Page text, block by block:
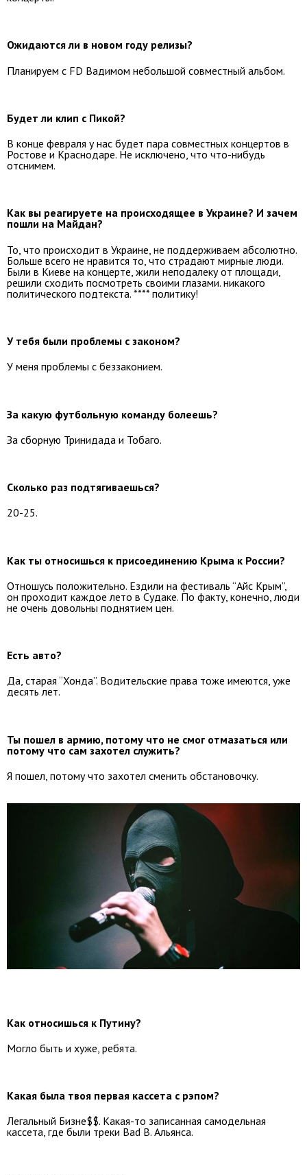
Ожидаются ли в новом году релизы?
Планируем с FD Вадимом небольшой совместный альбом.
Будет ли клип с Пикой?
В конце февраля у нас будет пара совместных концертов в
Ростове и Краснодаре. Не исключено, что что-нибудь
отснимем.
Как вы реагируете на происходящее в Украине? И зачем
пошли на Майдан?
То, что происходит в Украине, не поддерживаем абсолютно.
Больше всего не нравится то, что страдают мирные люди.
Были в Киеве на концерте, жили неподалеку от площади,
решили сходить посмотреть своими глазами. никакого
политического подтекста. **** политику!
У тебя были проблемы с законом?
У меня проблемы с беззаконием.
За какую футбольную команду болеешь?
За сборную Тринидада и Тобаго.
Сколько раз подтягиваешься?
20-25.
Как ты относишься к присоединению Крыма к России?
Отношусь положительно. Ездили на фестиваль “Айс Крым”,
он проходит каждое лето в Судаке. По факту, конечно, люди
не очень довольны поднятием цен.
Есть авто?
Да, старая “Хонда”. Водительские права тоже имеются, уже
десять лет.
Ты пошел в армию, потому что не смог отмазаться или
потому что сам захотел служить?
Я пошел, потому что захотел сменить обстановочку.
Как относишься к Путину?
Могло быть и хуже, ребята.
Какая была твоя первая кассета с рэпом?
Легальный Бизне$$. Какая-то записанная самодельная
кассета, где были треки Bad B. Альянса.